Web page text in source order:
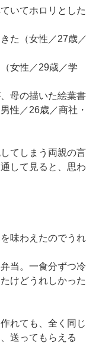
いてホロリとした
た（女性／27歳／
女性／29歳／学
母の描いた絵葉書
性／26歳／商社・
てしまう両親の言
して見ると、思わ
味わえたのでうれ
当。一食分ずつ冷
けどうれしかった
れても、全く同じ
送ってもらえる